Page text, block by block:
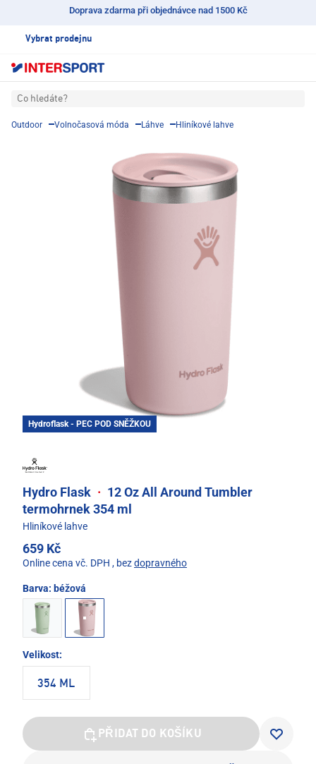
Doprava zdarma při objednávce nad 1500 Kč
Vybrat prodejnu
Co hledáte?
Outdoor Volnočasová móda Láhve Hliníkové lahve
Hydroflask - PEC POD SNĚŽKOU
Hydro Flask · 12 Oz All Around Tumbler
termohrnek 354 ml
Hliníkové lahve
659 Kč
Online cena vč. DPH , bezdopravného
Barva: béžová
Velikost:
354 ML
PŘIDAT DO KOŠÍKU